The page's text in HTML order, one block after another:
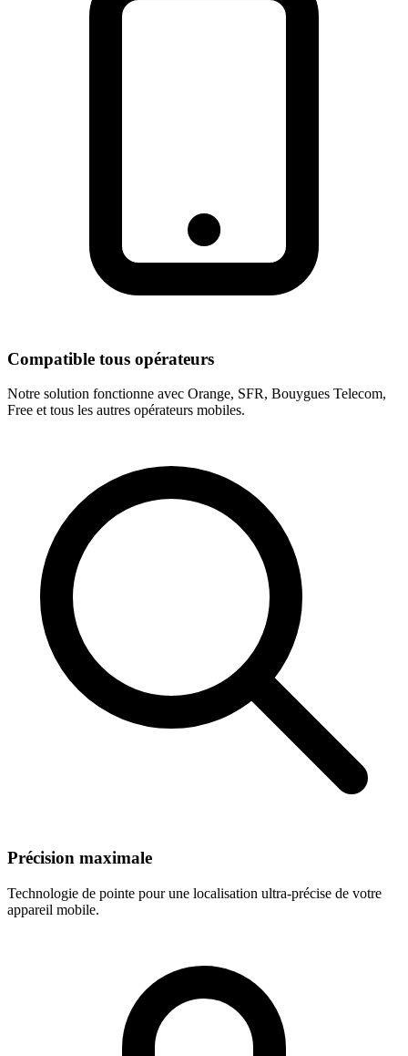
Compatible tous opérateurs
Notre solution fonctionne avec Orange, SFR, Bouygues Telecom,
Free et tous les autres opérateurs mobiles.
Précision maximale
Technologie de pointe pour une localisation ultra-précise de votre
appareil mobile.